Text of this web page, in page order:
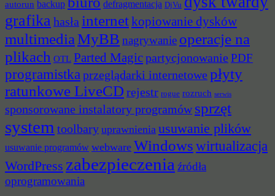
autorun backup defragmentacja DjVu
grafika hasłainternetkopiowanie dysków
multimediaMyBB nagrywanie operacje na
plikach OTL Parted Magicpartycjonowanie PDF
programistkaprzeglądarki internetowe płyty
ratunkowe LiveCD rejestr rogue rozruch serwis
sponsorowane instalatory programów sprzęt
system toolbary uprawnienia usuwanie plików
usuwanie programów webware Windowswirtualizacja
WordPress zabezpieczeniaźródła
oprogramowania